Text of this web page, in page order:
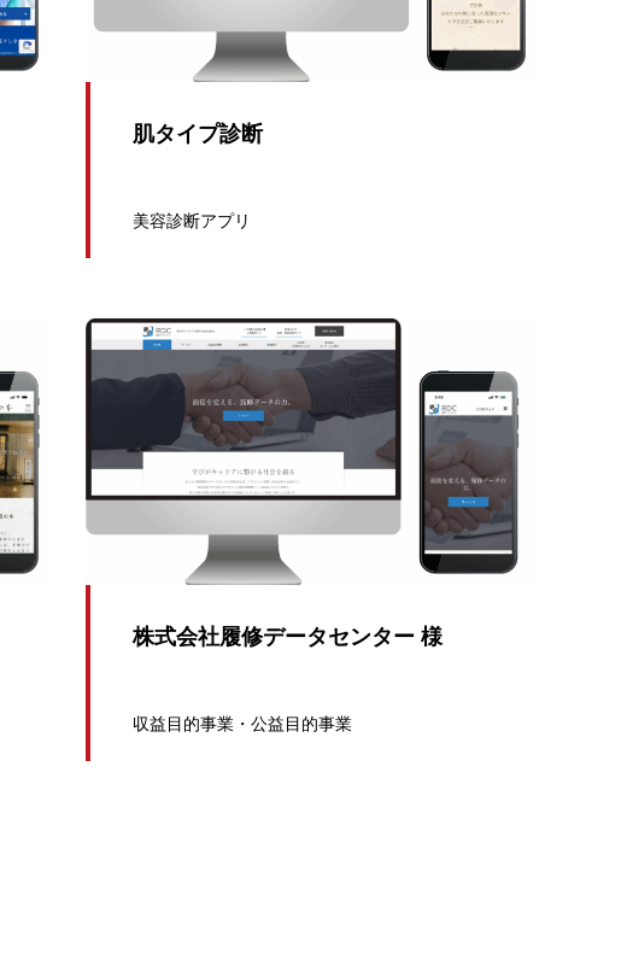
肌タイプ診断
美容診断アプリ
株式会社履修データセンター 様
収益目的事業・公益目的事業